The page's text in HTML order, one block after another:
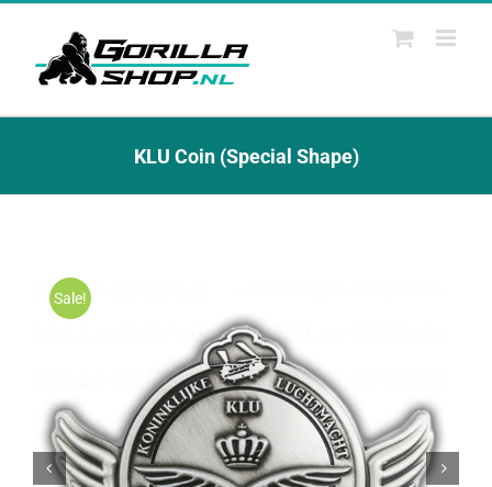
Ga
KLU Coin (Special Shape)
Sale!
 